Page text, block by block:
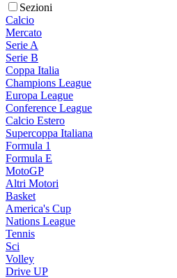
Sezioni
Calcio
Mercato
Serie A
Serie B
Coppa Italia
Champions League
Europa League
Conference League
Calcio Estero
Supercoppa Italiana
Formula 1
Formula E
MotoGP
Altri Motori
Basket
America's Cup
Nations League
Tennis
Sci
Volley
Drive UP